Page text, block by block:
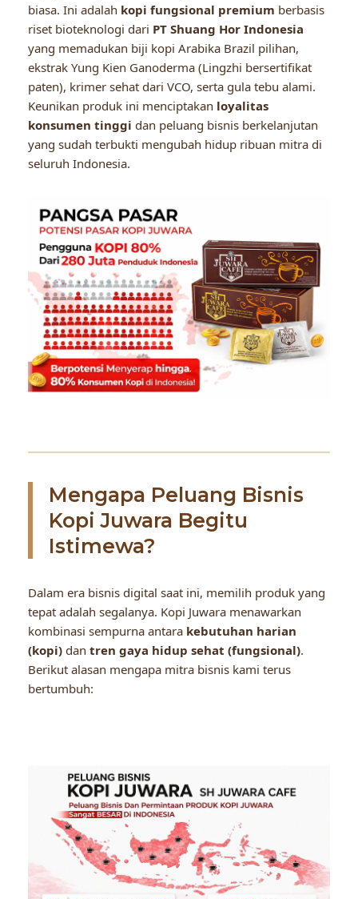
biasa. Ini adalah kopi fungsional premium berbasis
riset bioteknologi dari PT Shuang Hor Indonesia
yang memadukan biji kopi Arabika Brazil pilihan,
ekstrak Yung Kien Ganoderma (Lingzhi bersertifikat
paten), krimer sehat dari VCO, serta gula tebu alami.
Keunikan produk ini menciptakan loyalitas
konsumen tinggi dan peluang bisnis berkelanjutan
yang sudah terbukti mengubah hidup ribuan mitra di
seluruh Indonesia.
Mengapa Peluang Bisnis
Kopi Juwara Begitu
Istimewa?
Dalam era bisnis digital saat ini, memilih produk yang
tepat adalah segalanya. Kopi Juwara menawarkan
kombinasi sempurna antara kebutuhan harian
(kopi) dan tren gaya hidup sehat (fungsional).
Berikut alasan mengapa mitra bisnis kami terus
bertumbuh: